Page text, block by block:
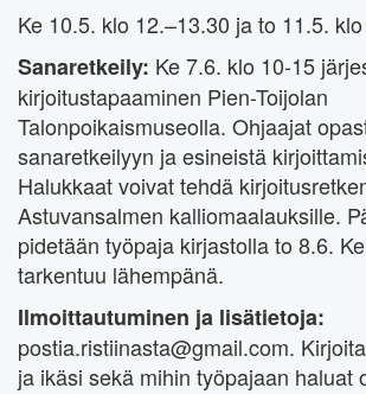
Ke 10.5. klo 12.–13.30 ja to 11.5.
Sanaretkeily: Ke 7.6. klo 10-15
kirjoitustapaaminen Pien-Toijolan
Talonpoikaismuseolla. Ohjaajat
sanaretkeilyyn ja esineistä
Halukkaat voivat tehdä
Astuvansalmen kalliomaalauksille.
pidetään työpaja kirjastolla to 8.6.
tarkentuu lähempänä.
Ilmoittautuminen ja lisätietoja:
postia.ristiinasta@gmail.com.
ja ikäsi sekä mihin työpajaan haluat